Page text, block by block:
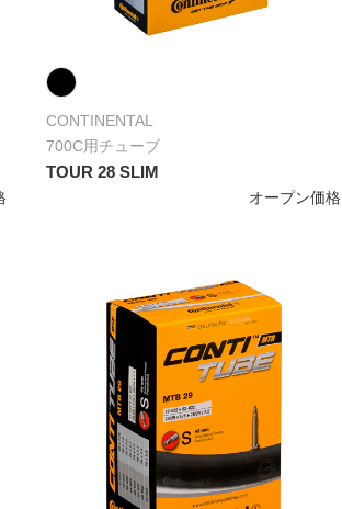
CONTINENTAL
700C用チューブ
TOUR 28 SLIM
オープン価格